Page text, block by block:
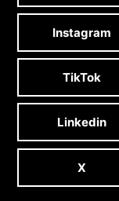
Instagram
TikTok
Linkedin
X